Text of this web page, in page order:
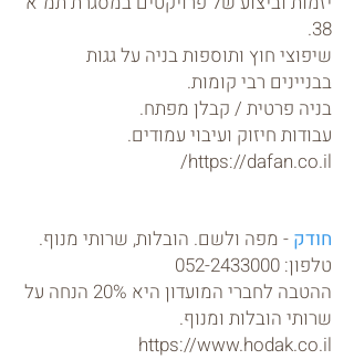
38.
שיפוצי חוץ ותוספות בניה על גגות
בבניינים רבי קומות.
בניה פרטית / קבלן מפתח.
עבודות חיזוק ועיבוי עמודים.
https://dafan.co.il/
חודק - מפה ולשם. הובלות, שרותי מנוף.
טלפון: 052-2433000
ההטבה לחברי המועדון היא 20% הנחה על
שרותי הובלות ומנוף.
https://www.hodak.co.il